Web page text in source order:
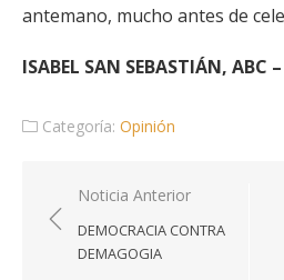
antemano, mucho antes de
ISABEL SAN SEBASTIÁN, ABC
Categoría: Opinión
Navegación
de
entradas
Noticia Anterior
DEMOCRACIA CONTRA
DEMAGOGIA